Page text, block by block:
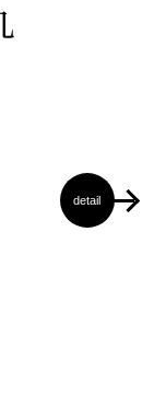
detail